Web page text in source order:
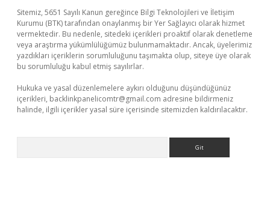
Sitemiz, 5651 Sayılı Kanun gereğince Bilgi Teknolojileri ve İletişim
Kurumu (BTK) tarafından onaylanmış bir Yer Sağlayıcı olarak hizmet
vermektedir. Bu nedenle, sitedeki içerikleri proaktif olarak denetleme
veya araştırma yükümlülüğümüz bulunmamaktadır. Ancak, üyelerimiz
yazdıkları içeriklerin sorumluluğunu taşımakta olup, siteye üye olarak
bu sorumluluğu kabul etmiş sayılırlar.
Hukuka ve yasal düzenlemelere aykırı olduğunu düşündüğünüz
içerikleri, backlinkpanelicomtr@gmail.com adresine bildirmeniz
halinde, ilgili içerikler yasal süre içerisinde sitemizden kaldırılacaktır.